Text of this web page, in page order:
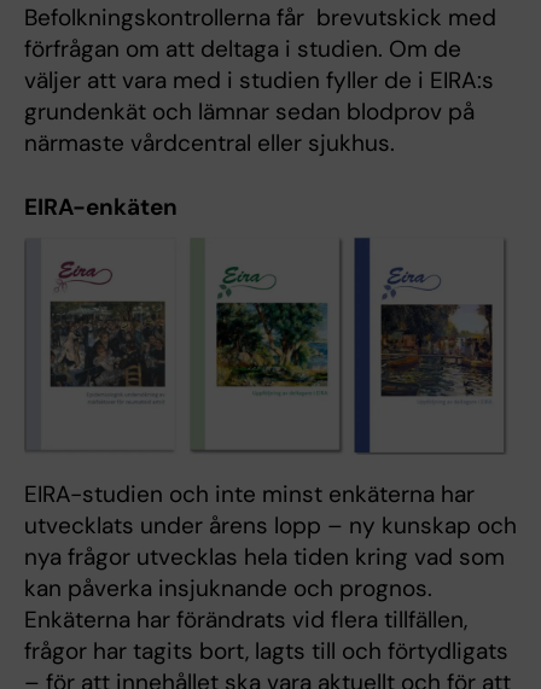
Befolkningskontrollerna får brevutskick med
förfrågan om att deltaga i studien. Om de
väljer att vara med i studien fyller de i EIRA:s
grundenkät och lämnar sedan blodprov på
närmaste vårdcentral eller sjukhus.
EIRA-enkäten
EIRA-studien och inte minst enkäterna har
utvecklats under årens lopp – ny kunskap och
nya frågor utvecklas hela tiden kring vad som
kan påverka insjuknande och prognos.
Enkäterna har förändrats vid flera tillfällen,
frågor har tagits bort, lagts till och förtydligats
– för att innehållet ska vara aktuellt och för att